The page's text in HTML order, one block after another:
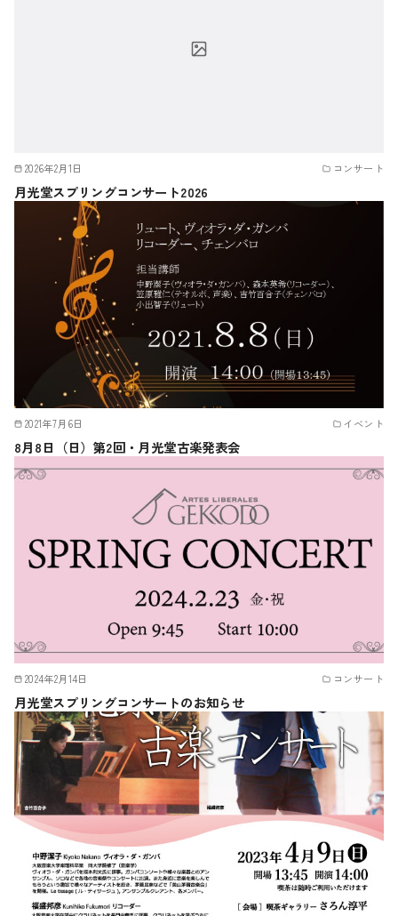
2026年2月1日 コンサート
月光堂スプリングコンサート2026
2021年7月6日 イベント
8月8日（日）第2回・月光堂古楽発表会
2024年2月14日 コンサート
月光堂スプリングコンサートのお知らせ